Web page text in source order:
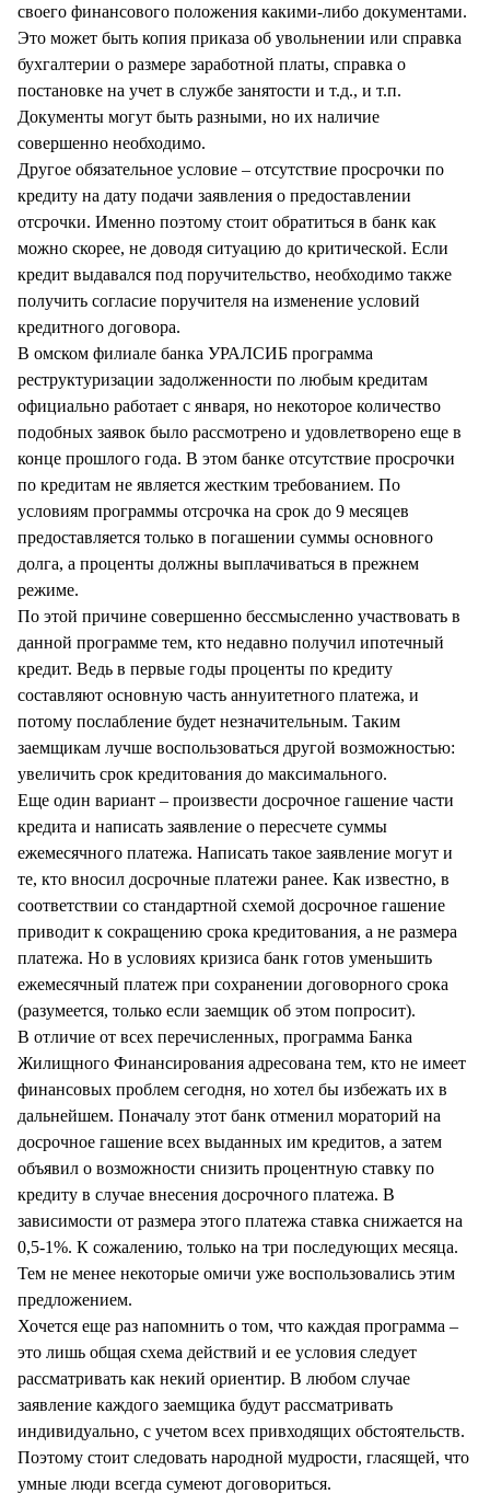
своего финансового положения какими-либо документами.
Это может быть копия приказа об увольнении или справка
бухгалтерии о размере заработной платы, справка о
постановке на учет в службе занятости и т.д., и т.п.
Документы могут быть разными, но их наличие
совершенно необходимо.
Другое обязательное условие – отсутствие просрочки по
кредиту на дату подачи заявления о предоставлении
отсрочки. Именно поэтому стоит обратиться в банк как
можно скорее, не доводя ситуацию до критической. Если
кредит выдавался под поручительство, необходимо также
получить согласие поручителя на изменение условий
кредитного договора.
В омском филиале банка УРАЛСИБ программа
реструктуризации задолженности по любым кредитам
официально работает с января, но некоторое количество
подобных заявок было рассмотрено и удовлетворено еще в
конце прошлого года. В этом банке отсутствие просрочки
по кредитам не является жестким требованием. По
условиям программы отсрочка на срок до 9 месяцев
предоставляется только в погашении суммы основного
долга, а проценты должны выплачиваться в прежнем
режиме.
По этой причине совершенно бессмысленно участвовать в
данной программе тем, кто недавно получил ипотечный
кредит. Ведь в первые годы проценты по кредиту
составляют основную часть аннуитетного платежа, и
потому послабление будет незначительным. Таким
заемщикам лучше воспользоваться другой возможностью:
увеличить срок кредитования до максимального.
Еще один вариант – произвести досрочное гашение части
кредита и написать заявление о пересчете суммы
ежемесячного платежа. Написать такое заявление могут и
те, кто вносил досрочные платежи ранее. Как известно, в
соответствии со стандартной схемой досрочное гашение
приводит к сокращению срока кредитования, а не размера
платежа. Но в условиях кризиса банк готов уменьшить
ежемесячный платеж при сохранении договорного срока
(разумеется, только если заемщик об этом попросит).
В отличие от всех перечисленных, программа Банка
Жилищного Финансирования адресована тем, кто не имеет
финансовых проблем сегодня, но хотел бы избежать их в
дальнейшем. Поначалу этот банк отменил мораторий на
досрочное гашение всех выданных им кредитов, а затем
объявил о возможности снизить процентную ставку по
кредиту в случае внесения досрочного платежа. В
зависимости от размера этого платежа ставка снижается на
0,5-1%. К сожалению, только на три последующих месяца.
Тем не менее некоторые омичи уже воспользовались этим
предложением.
Хочется еще раз напомнить о том, что каждая программа –
это лишь общая схема действий и ее условия следует
рассматривать как некий ориентир. В любом случае
заявление каждого заемщика будут рассматривать
индивидуально, с учетом всех привходящих обстоятельств.
Поэтому стоит следовать народной мудрости, гласящей, что
умные люди всегда сумеют договориться.